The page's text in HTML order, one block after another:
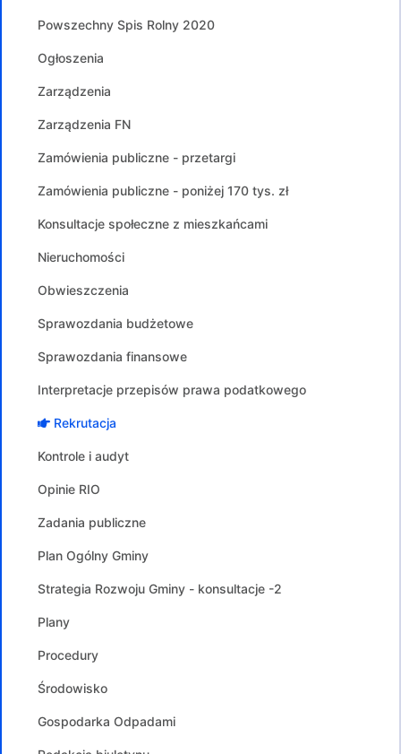
Powszechny Spis Rolny 2020
Ogłoszenia
Zarządzenia
Zarządzenia FN
Zamówienia publiczne - przetargi
Zamówienia publiczne - poniżej 170 tys. zł
Konsultacje społeczne z mieszkańcami
Nieruchomości
Obwieszczenia
Sprawozdania budżetowe
Sprawozdania finansowe
Interpretacje przepisów prawa podatkowego
Rekrutacja
Kontrole i audyt
Opinie RIO
Zadania publiczne
Plan Ogólny Gminy
Strategia Rozwoju Gminy - konsultacje -2
Plany
Procedury
Środowisko
Gospodarka Odpadami